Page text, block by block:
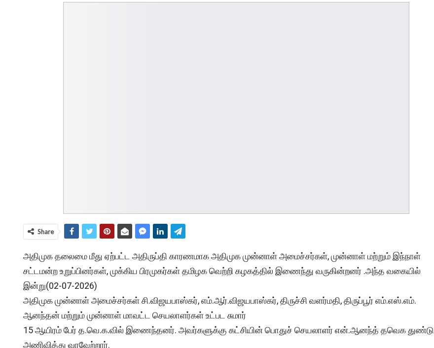
Share
அதிமுக தலைமை மீது ஏற்பட்ட அதிருப்தி காரணமாக அதிமுக முன்னாள் அமைச்சர்கள், முன்னாள் மற்றும் இந்நாள்
சட்டமன்ற உறுப்பினர்கள், முக்கிய பிரமுகர்கள் தமிழக வெற்றி கழகத்தில் இணைந்து வருகின்றனர் .அந்த வகையில்
இன்று(02-07-2026)
அதிமுக முன்னாள் அமைச்சர்கள் சி.விஜயபாஸ்கர், எம்.ஆர்.விஜயபாஸ்கர், திருச்சி வளர்மதி, திருப்பூர் எம்.எஸ்.எம்.
ஆனந்தன் மற்றும் முன்னாள் மாவட்ட செயலாளர்கள் உட்பட சுமார்
15 ஆயிரம் பேர் த.வெ.க.வில் இணைந்தனர். அவர்களுக்கு கட்சியின் பொதுச் செயலாளர் என்.ஆனந்த் தவெக துண்டு
அணிவித்து வரவேற்றார்.